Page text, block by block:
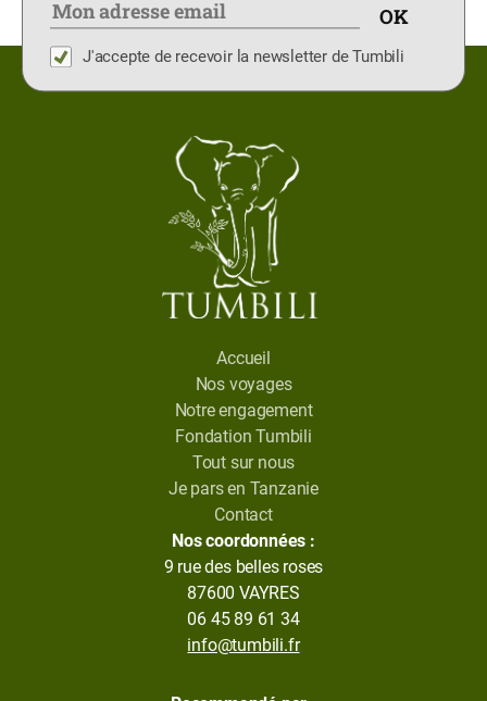
J'accepte de recevoir la newsletter de Tumbili
Accueil
Nos voyages
Notre engagement
Fondation Tumbili
Tout sur nous
Je pars en Tanzanie
Contact
Nos coordonnées :
9 rue des belles roses
87600 VAYRES
06 45 89 61 34
info@tumbili.fr